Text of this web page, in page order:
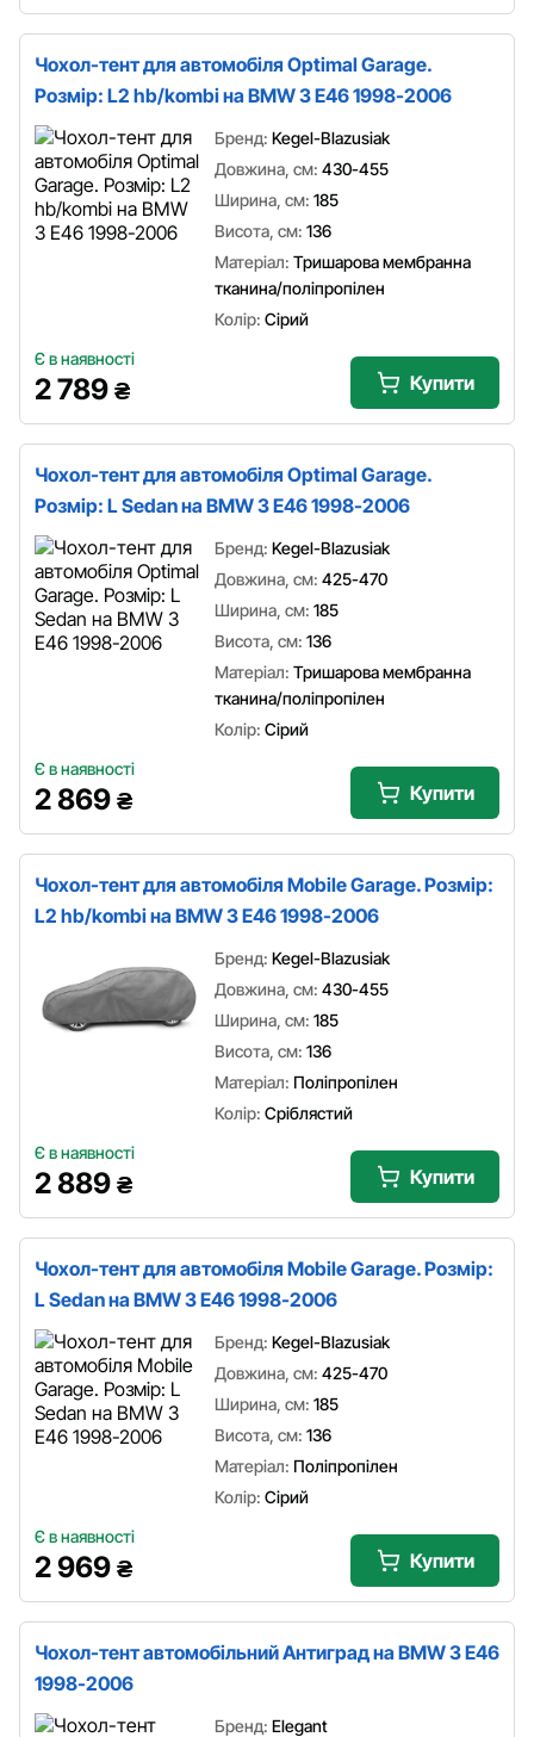
Чохол-тент для автомобіля Optimal Garage.
Розмір: L2 hb/kombi на BMW 3 E46 1998-2006
Бренд: Kegel-Blazusiak
Довжина, см: 430-455
Ширина, см: 185
Висота, см: 136
Матеріал: Тришарова мембранна
тканина/поліпропілен
Колір: Сірий
Є в наявності
2 789 ₴ Купити
Чохол-тент для автомобіля Optimal Garage.
Розмір: L Sedan на BMW 3 E46 1998-2006
Бренд: Kegel-Blazusiak
Довжина, см: 425-470
Ширина, см: 185
Висота, см: 136
Матеріал: Тришарова мембранна
тканина/поліпропілен
Колір: Сірий
Є в наявності
2 869 ₴ Купити
Чохол-тент для автомобіля Mobile Garage. Розмір:
L2 hb/kombi на BMW 3 E46 1998-2006
Бренд: Kegel-Blazusiak
Довжина, см: 430-455
Ширина, см: 185
Висота, см: 136
Матеріал: Поліпропілен
Колір: Сріблястий
Є в наявності
2 889 ₴ Купити
Чохол-тент для автомобіля Mobile Garage. Розмір:
L Sedan на BMW 3 E46 1998-2006
Бренд: Kegel-Blazusiak
Довжина, см: 425-470
Ширина, см: 185
Висота, см: 136
Матеріал: Поліпропілен
Колір: Сірий
Є в наявності
2 969 ₴ Купити
Чохол-тент автомобільний Антиград на BMW 3 E46
1998-2006
Бренд: Elegant